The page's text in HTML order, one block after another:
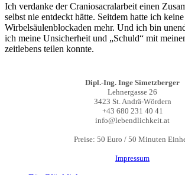
Ich verdanke der Craniosacralarbeit einen
selbst nie entdeckt hätte. Seitdem hatte ich keine
Wirbelsäulenblockaden mehr. Und ich bin
ich meine Unsicherheit und „Schuld“ mit
zeitlebens teilen konnte.
Dipl.-Ing. Inge Simetzberger
Lehnergasse 26
3423 St. Andrä-Wördern
+43 680 231 40 41
info@lebendlichkeit.at
Preise: 50 Euro / 50 Minuten
Impressum